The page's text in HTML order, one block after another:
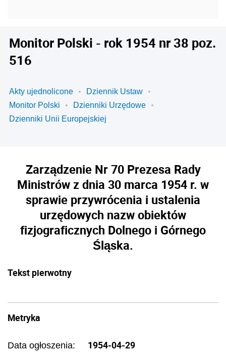
Monitor Polski - rok 1954 nr 38 poz.
516
Akty ujednolicone
Dziennik Ustaw
Monitor Polski
Dzienniki Urzędowe
Dzienniki Unii Europejskiej
Zarządzenie Nr 70 Prezesa Rady
Ministrów z dnia 30 marca 1954 r. w
sprawie przywrócenia i ustalenia
urzędowych nazw obiektów
fizjograficznych Dolnego i Górnego
Śląska.
Tekst pierwotny
Metryka
Data ogłoszenia: 1954-04-29